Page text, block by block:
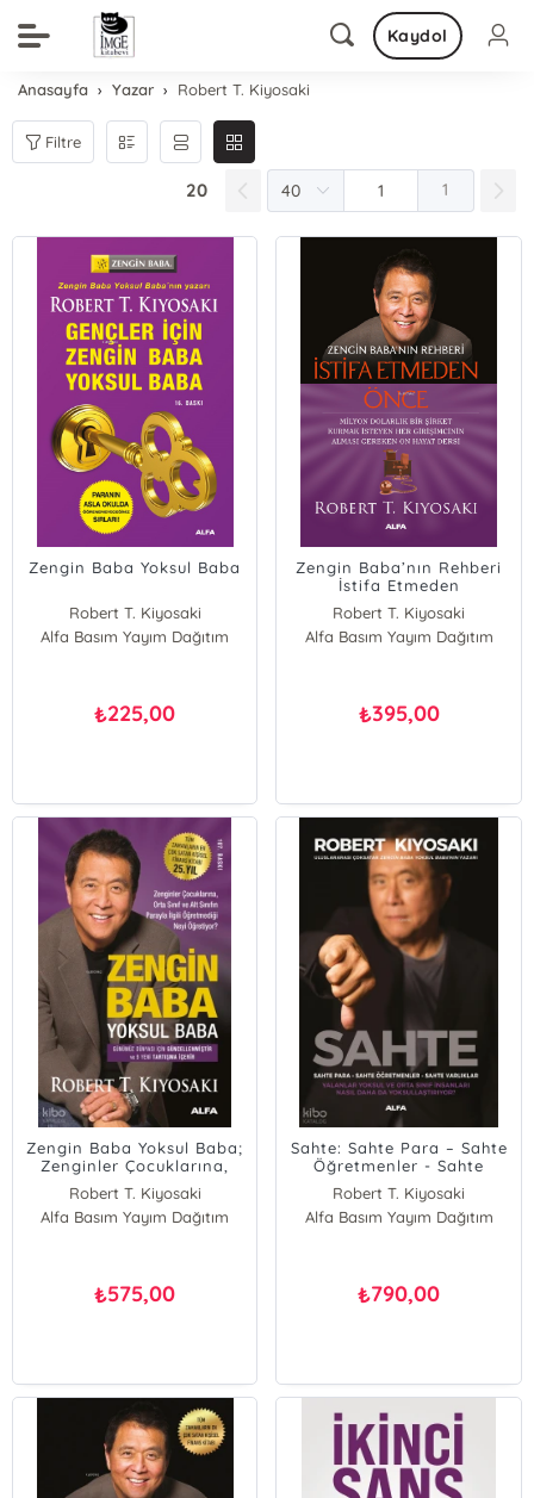
Kaydol
Anasayfa Yazar Robert T. Kiyosaki
Filtre
20 1
Zengin Baba Yoksul Baba
Robert T. Kiyosaki
Alfa Basım Yayım Dağıtım
₺225,00
Zengin Baba’nın Rehberi
İstifa Etmeden
Önce;Milyon Dolarlık Bir
Şirket Kurmak İsteyen Her
Girişimcinin Alması
Robert T. Kiyosaki
Alfa Basım Yayım Dağıtım
₺395,00
Zengin Baba Yoksul Baba;
Zenginler Çocuklarına,
Orta Sınıf ve Alt Sınıfın
Parayla İlgili Öğretmediği
Neyi Anlatıyor?
Robert T. Kiyosaki
Alfa Basım Yayım Dağıtım
₺575,00
Sahte: Sahte Para – Sahte
Öğretmenler - Sahte
Varlıklar ;Yalanlar Yoksul
ve Orta Sınıf İnsanları
Nasıl Daha da
Robert T. Kiyosaki
Alfa Basım Yayım Dağıtım
₺790,00